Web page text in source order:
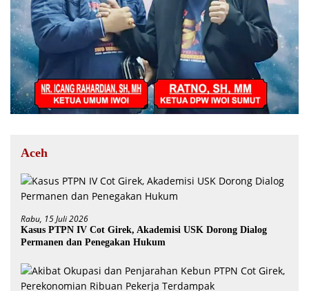
Aceh
Rabu, 15 Juli 2026
Kasus PTPN IV Cot Girek, Akademisi USK Dorong Dialog
Permanen dan Penegakan Hukum